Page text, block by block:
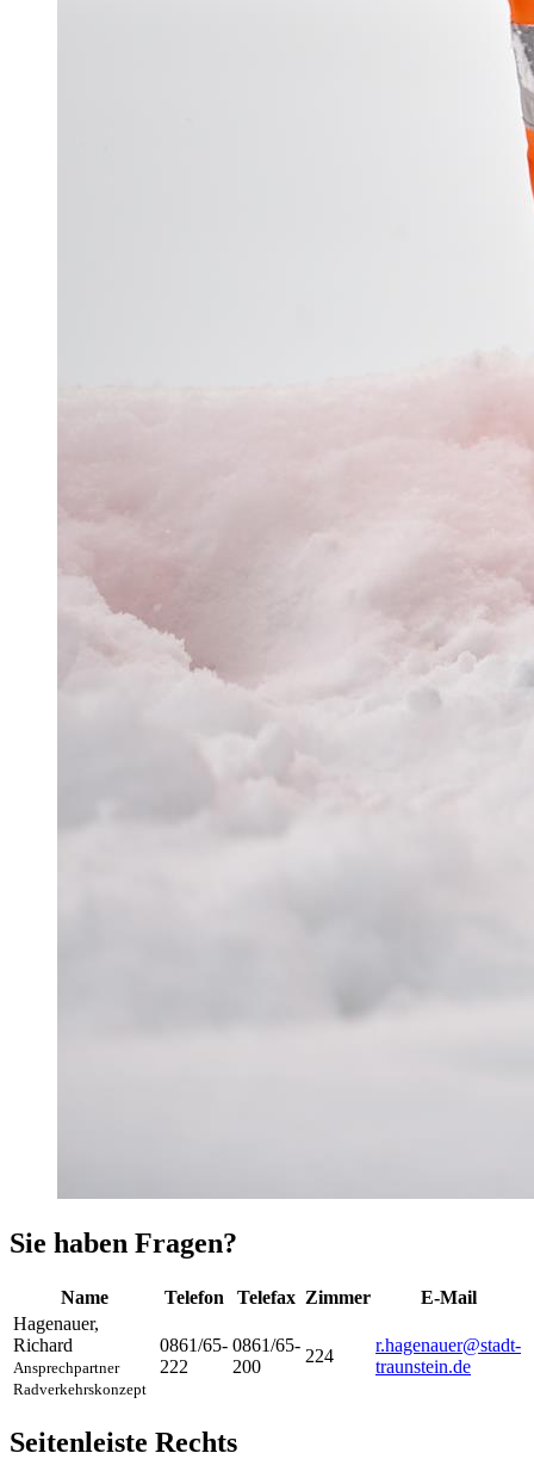
Sie haben Fragen?
Name Telefon Telefax Zimmer
E-Mail
Hagenauer,
Richard
Ansprechpartner
Radverkehrskonzept
0861/65-
222
0861/65-
200
224
r.hagenauer@stadt-
traunstein.de
Seitenleiste Rechts